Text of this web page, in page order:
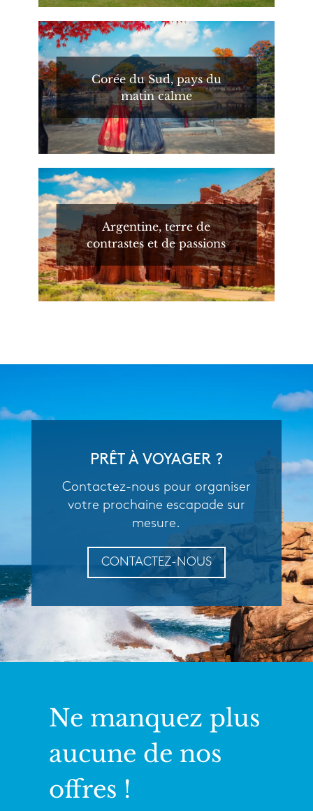
Corée du Sud, pays du
matin calme
Argentine, terre de
contrastes et de passions
PRÊT À VOYAGER ?
Contactez-nous pour organiser
votre prochaine escapade sur
mesure.
CONTACTEZ-NOUS
Ne manquez plus
aucune de nos
offres !